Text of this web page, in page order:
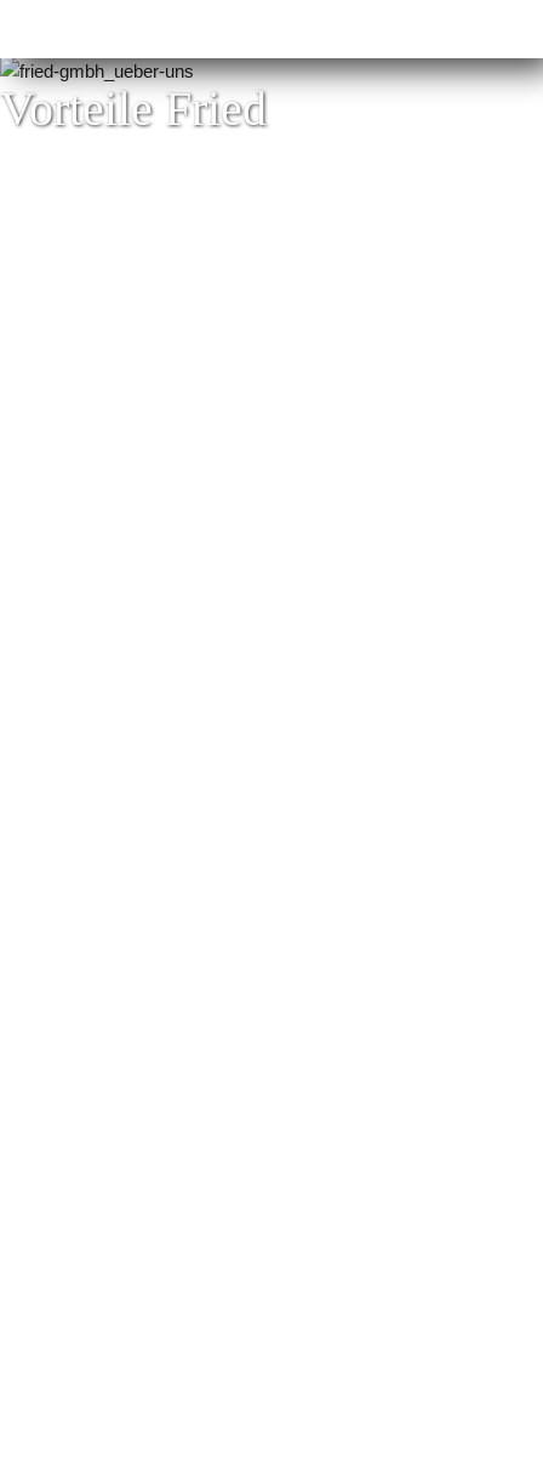
Vorteile Fried